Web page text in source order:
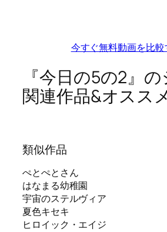
今すぐ無料動画を比較
『今日の5の2』
関連作品&オスス
類似作品
ぺとぺとさん
はなまる幼稚園
宇宙のステルヴィア
夏色キセキ
ヒロイック・エイジ